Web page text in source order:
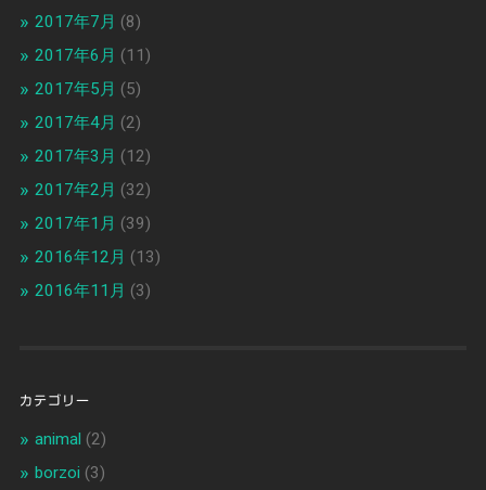
2017年7月 (8)
2017年6月 (11)
2017年5月 (5)
2017年4月 (2)
2017年3月 (12)
2017年2月 (32)
2017年1月 (39)
2016年12月 (13)
2016年11月 (3)
カテゴリー
animal (2)
borzoi (3)